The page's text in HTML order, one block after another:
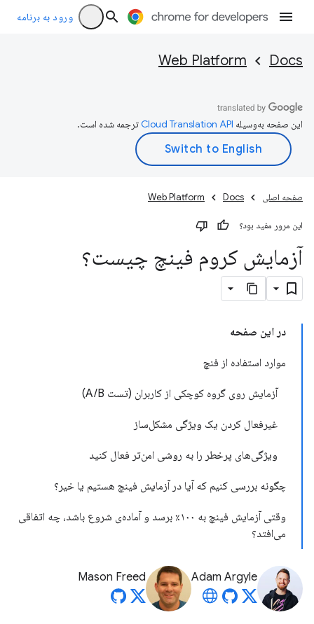
ورود به برنامه
Docs
Web Platform
این صفحه به‌وسیله ترجمه شده است.
صفحه اصلی Docs
Web Platform
این مرور مفید بود؟
آزمایش کروم فینچ چیست؟
در این صفحه
موارد استفاده از فنچ
آزمایش روی گروه کوچکی از کاربران (تست A/B)
غیرفعال کردن یک ویژگی مشکل‌ساز
ویژگی‌های پرخطر را به روشی امن‌تر فعال کنید
چگونه بررسی کنیم که آیا در آزمایش فینچ هستیم یا خیر؟
وقتی آزمایش فینچ به ۱۰۰٪ برسد و آماده‌ی شروع باشد، چه اتفاقی
می‌افتد؟
Adam Argyle
Mason Freed